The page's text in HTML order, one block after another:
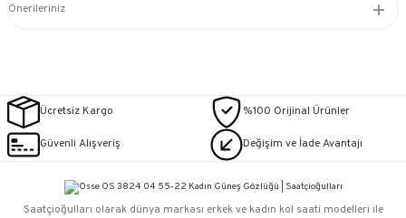
Önerileriniz
Ücretsiz Kargo %100 Orijinal Ürünler
Güvenli Alışveriş Değişim ve İade Avantajı
Saatçioğulları⁠ olarak dünya markası erkek ve kadın kol saati modelleri ile